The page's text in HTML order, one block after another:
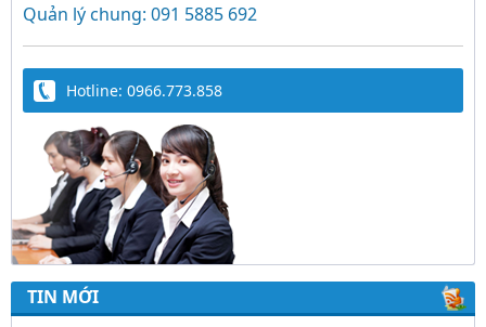
Quản lý chung: 091 5885 692
Hotline: 0966.773.858
TIN MỚI Trứng Giả Lộc Phát Có Nước - Giải Pháp Ấp
Hiệu Quả Cho Gà, Vịt, Bồ Câu